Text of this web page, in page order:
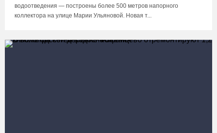
водоотведения — построены более 500 метров напорного
коллектора на улице Марии Ульяновой. Новая т...